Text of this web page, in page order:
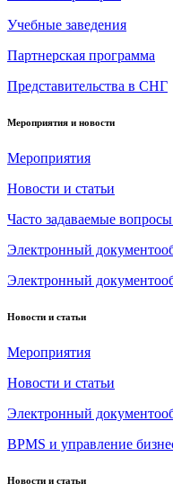
Учебные заведения
Партнерская программа
Представительства в СНГ
Мероприятия и новости
Мероприятия
Новости и статьи
Часто задаваемые
Электронный
Электронный
Новости и статьи
Мероприятия
Новости и статьи
Электронный
BPMS и управление
Новости и статьи